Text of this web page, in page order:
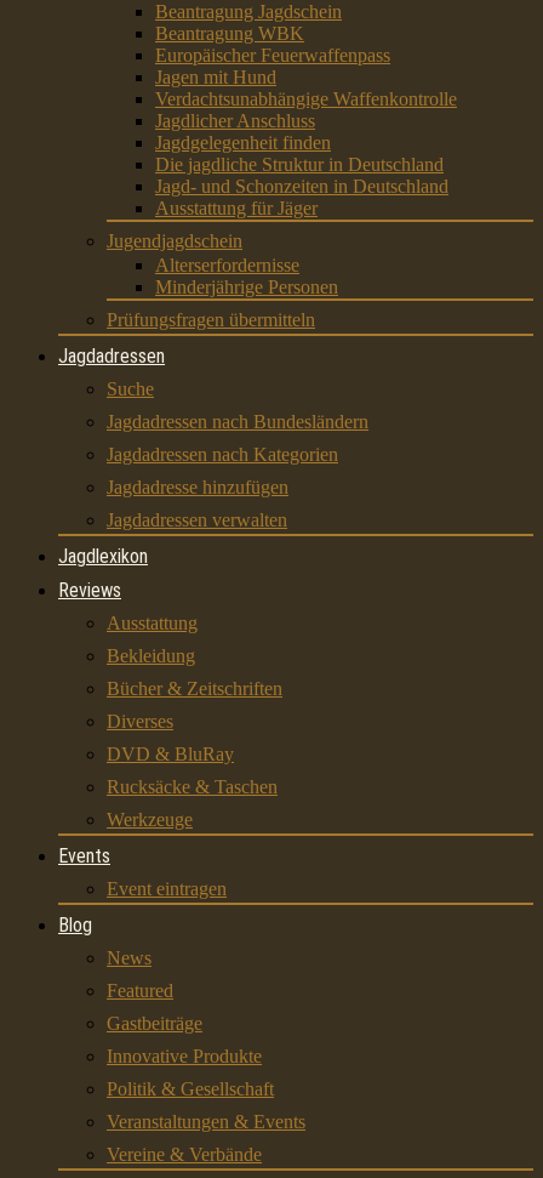
Beantragung Jagdschein
Beantragung WBK
Europäischer Feuerwaffenpass
Jagen mit Hund
Verdachtsunabhängige Waffenkontrolle
Jagdlicher Anschluss
Jagdgelegenheit finden
Die jagdliche Struktur in Deutschland
Jagd- und Schonzeiten in Deutschland
Ausstattung für Jäger
Jugendjagdschein
Alterserfordernisse
Minderjährige Personen
Prüfungsfragen übermitteln
Jagdadressen
Suche
Jagdadressen nach Bundesländern
Jagdadressen nach Kategorien
Jagdadresse hinzufügen
Jagdadressen verwalten
Jagdlexikon
Reviews
Ausstattung
Bekleidung
Bücher & Zeitschriften
Diverses
DVD & BluRay
Rucksäcke & Taschen
Werkzeuge
Events
Event eintragen
Blog
News
Featured
Gastbeiträge
Innovative Produkte
Politik & Gesellschaft
Veranstaltungen & Events
Vereine & Verbände